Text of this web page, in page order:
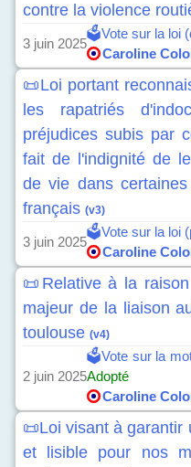
contre la violence
3 juin 2025
🗳️Vote sur la loi
Caroline
📜Loi portant
les rapatriés
préjudices subis par
fait de l'indignité de
de vie dans
français (v3)
3 juin 2025
🗳️Vote sur la loi
Caroline
📜Relative à la
majeur de la liaison
toulouse (v4)
2 juin 2025
🗳️Vote sur la
Adopté
Caroline
📜Loi visant à garantir
et lisible pour nos